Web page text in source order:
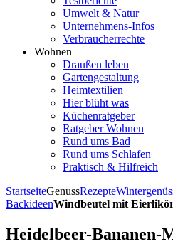
Umwelt & Natur
Unternehmens-Infos
Verbraucherrechte
Wohnen
Draußen leben
Gartengestaltung
Heimtextilien
Hier blüht was
Küchenratgeber
Ratgeber Wohnen
Rund ums Bad
Rund ums Schlafen
Praktisch & Hilfreich
StartseiteGenussRezepte
BackideenWindbeutel mit
Heidelbeer-Bananen-